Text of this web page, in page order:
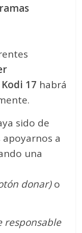
17 habrá
sido de
a
una
donar)o
responsable